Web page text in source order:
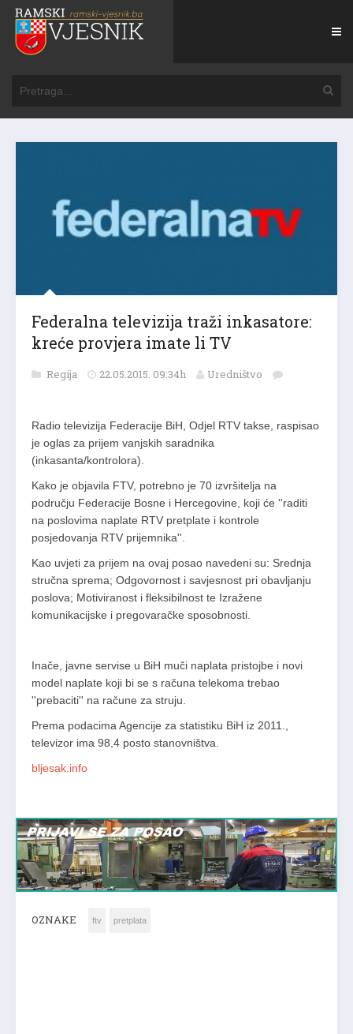
Federalna televizija traži inkasatore:
kreće provjera imate li TV
Regija 22.05.2015. 09:34h Uredništvo
Radio televizija Federacije BiH, Odjel RTV takse, raspisao
je oglas za prijem vanjskih saradnika
(inkasanta/kontrolora).
Kako je objavila FTV, potrebno je 70 izvršitelja na
području Federacije Bosne i Hercegovine, koji će ''raditi
na poslovima naplate RTV pretplate i kontrole
posjedovanja RTV prijemnika''.
Kao uvjeti za prijem na ovaj posao navedeni su: Srednja
stručna sprema; Odgovornost i savjesnost pri obavljanju
poslova; Motiviranost i fleksibilnost te Izražene
komunikacijske i pregovaračke sposobnosti.
Inače, javne servise u BiH muči naplata pristojbe i novi
model naplate koji bi se s računa telekoma trebao
''prebaciti'' na račune za struju.
Prema podacima Agencije za statistiku BiH iz 2011.,
televizor ima 98,4 posto stanovništva.
bljesak.info
OZNAKE ftv pretplata